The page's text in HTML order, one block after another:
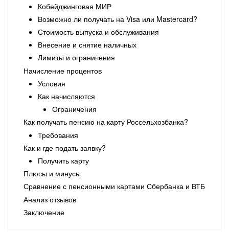
Кобейджинговая МИР
Возможно ли получать на Visa или Mastercard?
Стоимость выпуска и обслуживания
Внесение и снятие наличных
Лимиты и ограничения
Начисление процентов
Условия
Как начисляются
Ограничения
Как получать пенсию на карту Россельхозбанка?
Требования
Как и где подать заявку?
Получить карту
Плюсы и минусы
Сравнение с пенсионными картами Сбербанка и ВТБ
Анализ отзывов
Заключение